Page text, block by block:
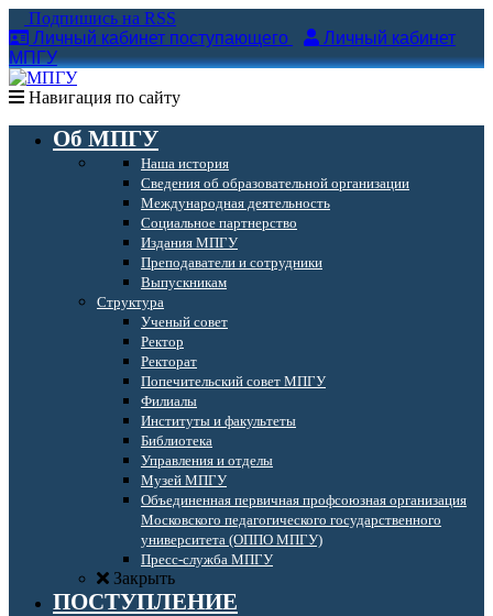
Подпишись на RSS
Личный кабинет поступающего
Личный кабинет
МПГУ
Навигация по сайту
Об МПГУ
Наша история
Сведения об образовательной организации
Международная деятельность
Социальное партнерство
Издания МПГУ
Преподаватели и сотрудники
Выпускникам
Структура
Ученый совет
Ректор
Ректорат
Попечительский совет МПГУ
Филиалы
Институты и факультеты
Библиотека
Управления и отделы
Музей МПГУ
Объединенная первичная профсоюзная организация
Московского педагогического государственного
университета (ОППО МПГУ)
Пресс-служба МПГУ
Закрыть
ПОСТУПЛЕНИЕ